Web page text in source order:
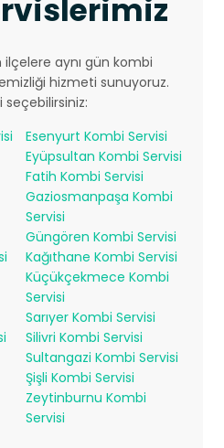
aynı gün kombi
hizmeti sunuyoruz.
seçebilirsiniz:
Esenyurt Kombi Servisi
Eyüpsultan Kombi Servisi
Fatih Kombi Servisi
Gaziosmanpaşa Kombi
Servisi
Güngören Kombi Servisi
Kağıthane Kombi Servisi
Küçükçekmece Kombi
Servisi
Sarıyer Kombi Servisi
Silivri Kombi Servisi
Sultangazi Kombi Servisi
Şişli Kombi Servisi
Zeytinburnu Kombi
Servisi